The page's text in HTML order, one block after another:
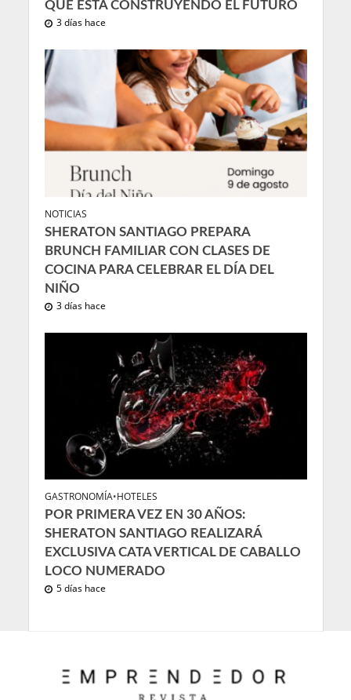
QUE ESTÁ CONSTRUYENDO EL FUTURO
3 días hace
NOTICIAS
SHERATON SANTIAGO PREPARA
BRUNCH FAMILIAR CON CLASES DE
COCINA PARA CELEBRAR EL DÍA DEL
NIÑO
3 días hace
GASTRONOMÍA•HOTELES
POR PRIMERA VEZ EN 30 AÑOS:
SHERATON SANTIAGO REALIZARÁ
EXCLUSIVA CATA VERTICAL DE CABALLO
LOCO NUMERADO
5 días hace